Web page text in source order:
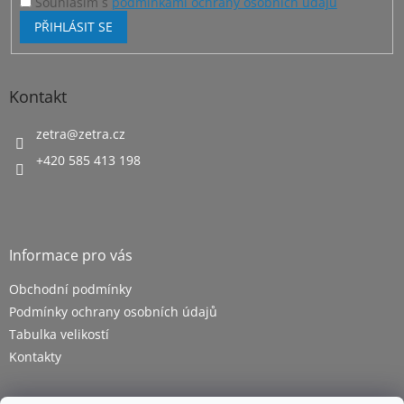
PŘIHLÁSIT SE
Kontakt
zetra@zetra.cz
+420 585 413 198
Informace pro vás
Obchodní podmínky
Podmínky ochrany osobních údajů
Tabulka velikostí
Kontakty